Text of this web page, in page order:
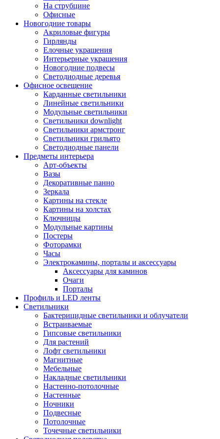
На струбцине
Офисные
Новогодние товары
Акриловые фигуры
Гирлянды
Елочные украшения
Интерьерные украшения
Новогодние подвесы
Светодиодные деревья
Офисное освещение
Карданные светильники
Линейные светильники
Модульные светильники
Светильники downlight
Светильники армстронг
Светильники грильято
Светодиодные панели
Предметы интерьера
Арт-объекты
Вазы
Декоративные панно
Зеркала
Картины на стекле
Картины на холстах
Ключницы
Модульные картины
Постеры
Фоторамки
Часы
Электрокамины, порталы и аксессуары
Аксессуары для каминов
Очаги
Порталы
Профиль и LED ленты
Светильники
Бактерицидные светильники и облучатели
Встраиваемые
Гипсовые светильники
Для растений
Лофт светильники
Магнитные
Мебельные
Накладные светильники
Настенно-потолочные
Настенные
Ночники
Подвесные
Потолочные
Точечные светильники